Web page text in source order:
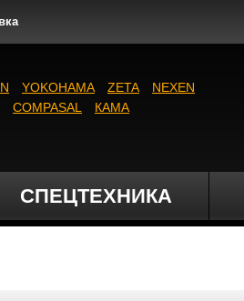
СПЕЦТЕХНИКА
YOKOHAMA ZETA
NEXEN
COMPASAL КАМА